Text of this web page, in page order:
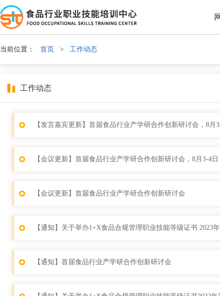
当前位置： 首页 > 工作动态
工作动态
【发言嘉宾更新】首届食品行业产学研合作创新研讨会，8月
【会议更新】首届食品行业产学研合作创新研讨会，8月3-4
【会议更新】首届食品行业产学研合作创新研讨会
【通知】关于举办1+X食品合规管理职业技能等级证书 2023
【通知】首届食品行业产学研合作创新研讨会